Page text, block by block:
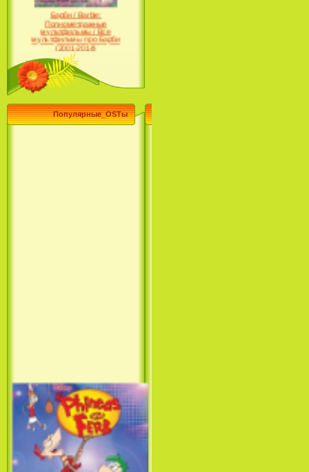
Барби / Barbie:
Полнометражные
мультфильмы / Все
мультфильмы про Барби
(2001-2014)
Фархат: Принц Персии /
Популярные_OSTы